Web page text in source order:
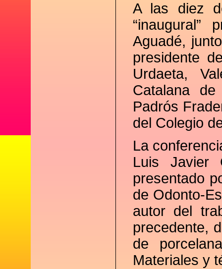
A las diez
“inaugural”
Aguadé,
presidente
Urdaeta,
Catalana de
Padrós
del Colegio
La
Luis Javier
presentado
de Odonto-
autor del
precedente,
de
Materiales y